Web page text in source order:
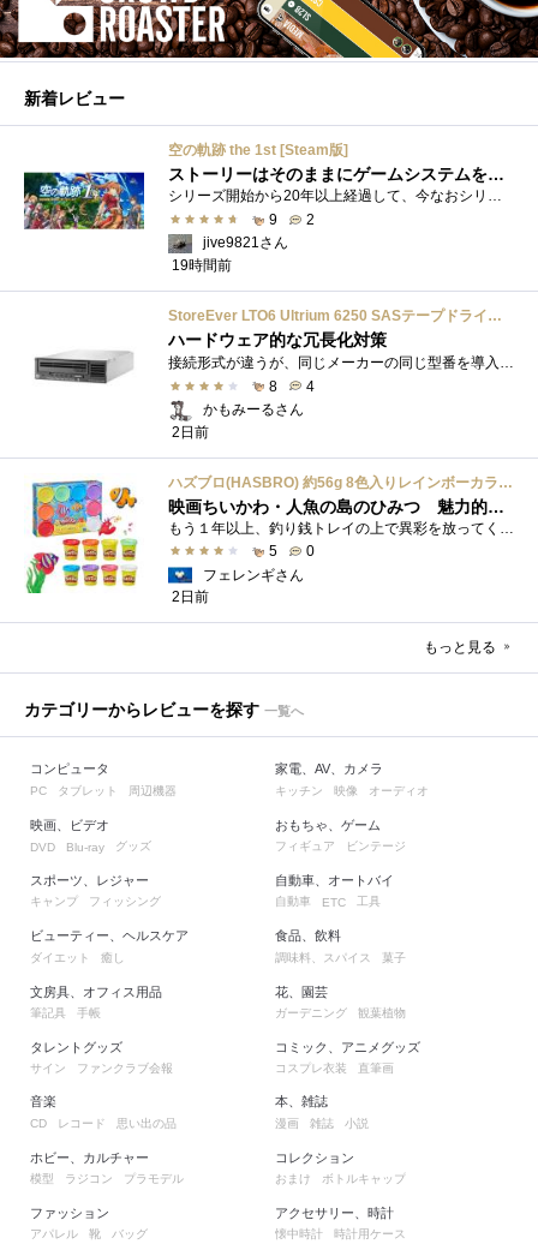
新着レビュー
空の軌跡 the 1st [Steam版]
ストーリーはそのままにゲームシステムを現代化
シリーズ開始から20年以上経過して、今なおシリーズの完結が見えてこない日本ファルコムのストーリーRPG、「英雄伝説軌跡シリーズ」。シリーズ...
9
2
jive9821さん
19時間前
StoreEver LTO6 Ultrium 6250 SASテープドライブ(内蔵型)
ハードウェア的な冗長化対策
8
4
かもみーるさん
2日前
ハズブロ(HASBRO) 約56g 8色入りレインボーカラーのプレイ・ドー、新学期用品、2才以上のプリスクールの子供向け、子供向けのアート&クラフト 粘土 ねんど、こどもの日、子供の日プレゼント
映画ちいかわ・人魚の島のひみつ 魅力的なビラン：セイレーンを造ってみた
5
0
フェレンギさん
2日前
もっと見る
カテゴリーからレビューを探す 一覧へ
コンピュータ
PC タブレット 周辺機器
映画、ビデオ
DVD Blu-ray グッズ
スポーツ、レジャー
キャンプ フィッシング
ビューティー、ヘルスケア
ダイエット 癒し
文房具、オフィス用品
筆記具 手帳
タレントグッズ
サイン ファンクラブ会報
家電、AV、カメラ
キッチン 映像 オーディオ
おもちゃ、ゲーム
フィギュア ビンテージ
自動車、オートバイ
自動車 ETC 工具
食品、飲料
調味料、スパイス 菓子
花、園芸
ガーデニング 観葉植物
コミック、アニメグッズ
コスプレ衣装 直筆画
音楽
CD レコード 思い出の品
ホビー、カルチャー
模型 ラジコン プラモデル
ファッション
アパレル 靴 バッグ
本、雑誌
漫画 雑誌 小説
コレクション
おまけ ボトルキャップ
アクセサリー、時計
懐中時計 時計用ケース